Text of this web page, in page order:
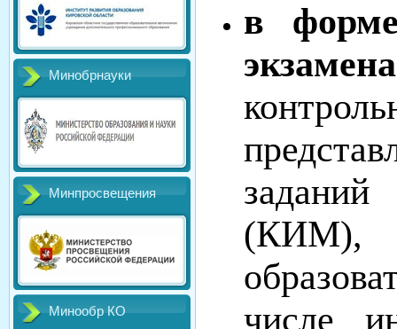
Минобрнауки
Минпросвещения
Минообр КО
в форме
числе